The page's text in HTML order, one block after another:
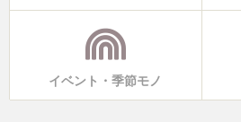
イベント・季節モノ